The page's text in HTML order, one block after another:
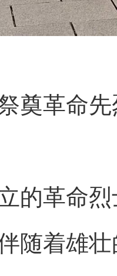
奠革命
的革命
随着雄